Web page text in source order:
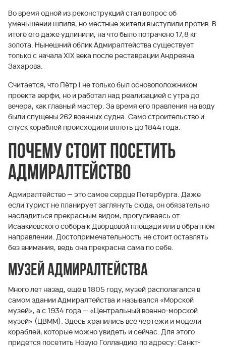
Во время одной из реконструкций стал вопрос об
уменьшении шпиля, но местные жители выступили против. В
итоге его даже удлинили, на что было потрачено 17,8 кг
золота. Нынешний облик Адмиралтейства существует
только с начала XIX века после реставрации Андреяна
Захарова.
Считается, что Пётр I не только был основоположником
проекта верфи, но и работал над реализацией с утра до
вечера, как главный мастер. За время его правления на воду
были спущены 262 военных судна. Само строительство и
спуск кораблей происходили вплоть до 1844 года.
Почему стоит посетить
Адмиралтейство
Адмиралтейство — это самое сердце Петербурга. Даже
если турист не планирует заглянуть сюда, он обязательно
насладиться прекрасным видом, прогуливаясь от
Исаакиевского собора к Дворцовой площади или в обратном
направлении. Достопримечательность не стоит оставлять
без внимания, ведь она прекрасна сама по себе.
Музей Адмиралтейства
Много лет назад, ещё в 1805 году, музей располагался в
самом здании Адмиралтейства и назывался «Морской
музей», а с 1934 года — «Центральный военно-морской
музей» (ЦВММ). Здесь хранились все чертежи и модели
кораблей, которые можно увидеть и сейчас. Для этого
придется посетить Новую Голландию по адресу: Санкт-